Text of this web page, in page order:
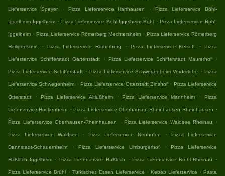
Lieferservice Speyer . Pizza Lieferservice Harthausen . Pizza Lieferservice Böhl-
Iggelheim Iggelheim . Pizza Lieferservice Böhl-Iggelheim Böhl . Pizza Lieferservice Böhl-
Iggelheim . Pizza Lieferservice Römerberg Mechtersheim . Pizza Lieferservice Römerberg
Heiligenstein . Pizza Lieferservice Römerberg . Pizza Lieferservice Ketsch . Pizza
Lieferservice Schifferstadt Gartenstadt . Pizza Lieferservice Schifferstadt Maurerhof .
Pizza Lieferservice Schifferstadt . Pizza Lieferservice Schwegenheim Vorderlohe . Pizza
Lieferservice Schwegenheim . Pizza Lieferservice Otterstadt Binshof . Pizza Lieferservice
Otterstadt . Pizza Lieferservice Altlußheim . Pizza Lieferservice Mannheim . Pizza
Lieferservice Hockenheim . Pizza Lieferservice Oberhausen-Rheinhausen Rheinhausen .
Pizza Lieferservice Oberhausen-Rheinhausen . Pizza Lieferservice Waldsee Rheinau .
Pizza Lieferservice Waldsee . Pizza Lieferservice Neuhofen . Pizza Lieferservice
Dannstadt-Schauernheim . Pizza Lieferservice Limburgerhof . Pizza Lieferservice
Haßloch Iggelheim . Pizza Lieferservice Haßloch . Pizza Lieferservice Brühl Rheinau .
Pizza Lieferservice Brühl . Türkisches Essen Lieferservice . Kebab Lieferservice . Pasta